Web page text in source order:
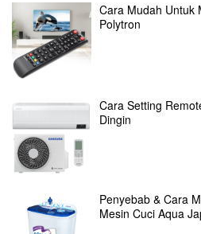
Cara Mudah Untuk
Polytron
Cara Setting
Dingin
Penyebab & Cara
Mesin Cuci Aqua